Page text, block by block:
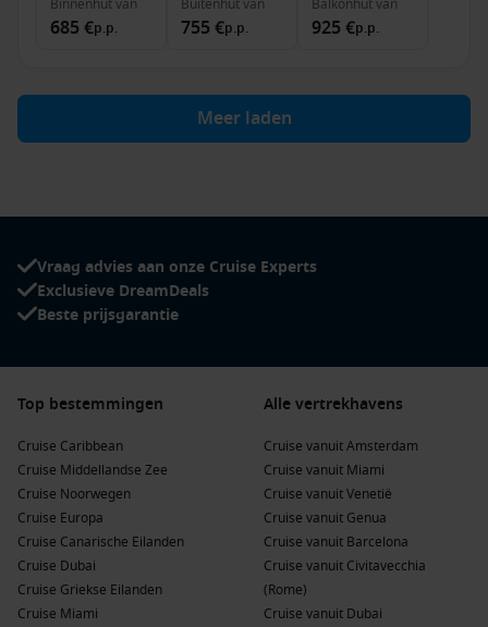
Binnenhutvan
685 €p.p.
Buitenhutvan
755 €p.p.
Balkonhutvan
925 €p.p.
Meer laden
Vraag advies aan onze Cruise Experts
Exclusieve DreamDeals
Beste prijsgarantie
Top bestemmingen
Cruise Caribbean
Cruise Middellandse Zee
Cruise Noorwegen
Cruise Europa
Cruise Canarische Eilanden
Cruise Dubai
Cruise Griekse Eilanden
Cruise Miami
Alle vertrekhavens
Cruise vanuit Amsterdam
Cruise vanuit Miami
Cruise vanuit Venetië
Cruise vanuit Genua
Cruise vanuit Barcelona
Cruise vanuit Civitavecchia
(Rome)
Cruise vanuit Dubai